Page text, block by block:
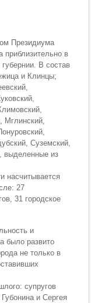
Президиума
в
В состав
и Клинцы;
Мглинский,
Суземский,
выделенные из
насчитывается
27
31 городское
и
было развито
не только в
супругов
и Сергея